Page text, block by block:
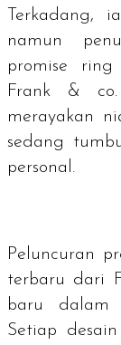
Terkadang,
namun
promise
Frank & co.
merayakan
sedang
personal.
Peluncuran
terbaru dari
baru dalam
Setiap